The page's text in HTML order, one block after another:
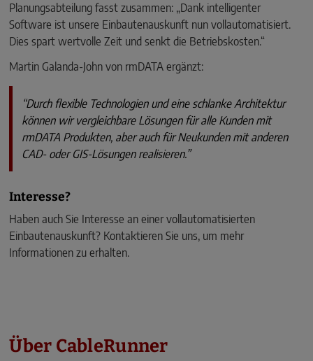
Planungsabteilung fasst zusammen: „Dank intelligenter
Software ist unsere Einbautenauskunft nun vollautomatisiert.
Dies spart wertvolle Zeit und senkt die Betriebskosten.“
Martin Galanda-John von rmDATA ergänzt:
“Durch flexible Technologien und eine schlanke Architektur
können wir vergleichbare Lösungen für alle Kunden mit
rmDATA Produkten, aber auch für Neukunden mit anderen
CAD- oder GIS-Lösungen realisieren.”
Interesse?
Haben auch Sie Interesse an einer vollautomatisierten
Einbautenauskunft? Kontaktieren Sie uns, um mehr
Informationen zu erhalten.
Über CableRunner